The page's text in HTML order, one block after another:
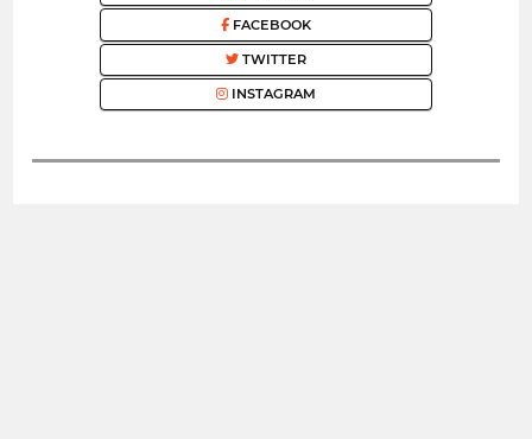
FACEBOOK
TWITTER
INSTAGRAM